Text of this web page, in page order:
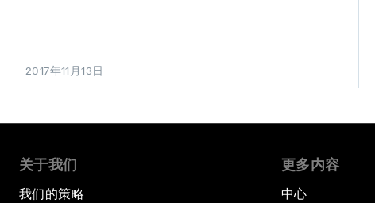
2017年11月13日
关于我们
我们的策略
更多内容
中心